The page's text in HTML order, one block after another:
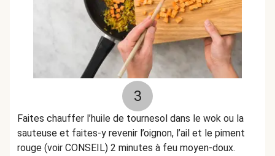
3
Faites chauffer l’huile de tournesol dans le wok ou la
sauteuse et faites-y revenir l’oignon, l’ail et le piment
rouge (voir CONSEIL) 2 minutes à feu moyen-doux.